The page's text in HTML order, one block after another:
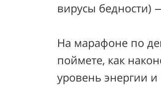
вирусы бедности)
На марафоне по
поймете, как
уровень энергии